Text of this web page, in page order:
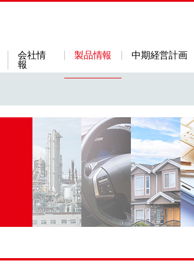
会社情
報
製品情報 中期経営計画